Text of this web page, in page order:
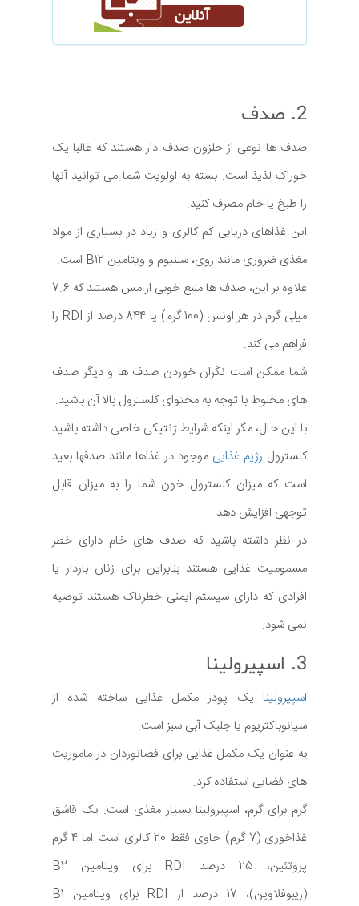
2. صدف
صدف ها نوعی از حلزون صدف دار هستند که غالبا یک
خوراک لذیذ است. بسته به اولویت شما می توانید آنها
را طبخ یا خام مصرف کنید.
این غذاهای دریایی کم کالری و زیاد در بسیاری از مواد
مغذی ضروری مانند روی، سلنیوم و ویتامین B12 است.
علاوه بر این، صدف ها منبع خوبی از مس هستند که 7.6
میلی گرم در هر اونس (100 گرم) یا 844 درصد از RDI را
فراهم می کند.
شما ممکن است نگران خوردن صدف ها و دیگر صدف
های مخلوط با توجه به محتوای کلسترول بالا آن باشید.
با این حال، مگر اینکه شرایط ژنتیکی خاصی داشته باشید
کلسترول رژیم غذایی موجود در غذاها مانند صدفها بعید
است که میزان کلسترول خون شما را به میزان قابل
توجهی افزایش دهد.
در نظر داشته باشید که صدف های خام دارای خطر
مسمومیت غذایی هستند بنابراین برای زنان باردار یا
افرادی که دارای سیستم ایمنی خطرناک هستند توصیه
نمی شود.
3. اسپیرولینا
اسپیرولینا یک پودر مکمل غذایی ساخته شده از
سیانوباکتریوم یا جلبک آبی سبز است.
به عنوان یک مکمل غذایی برای فضانوردان در ماموریت
های فضایی استفاده کرد.
گرم برای گرم، اسپیرولینا بسیار مغذی است. یک قاشق
غذاخوری (7 گرم) حاوی فقط 20 کالری است اما 4 گرم
پروتئین، 25 درصد RDI برای ویتامین B2
(ریبوفلاوین)، 17 درصد از RDI برای ویتامین B1